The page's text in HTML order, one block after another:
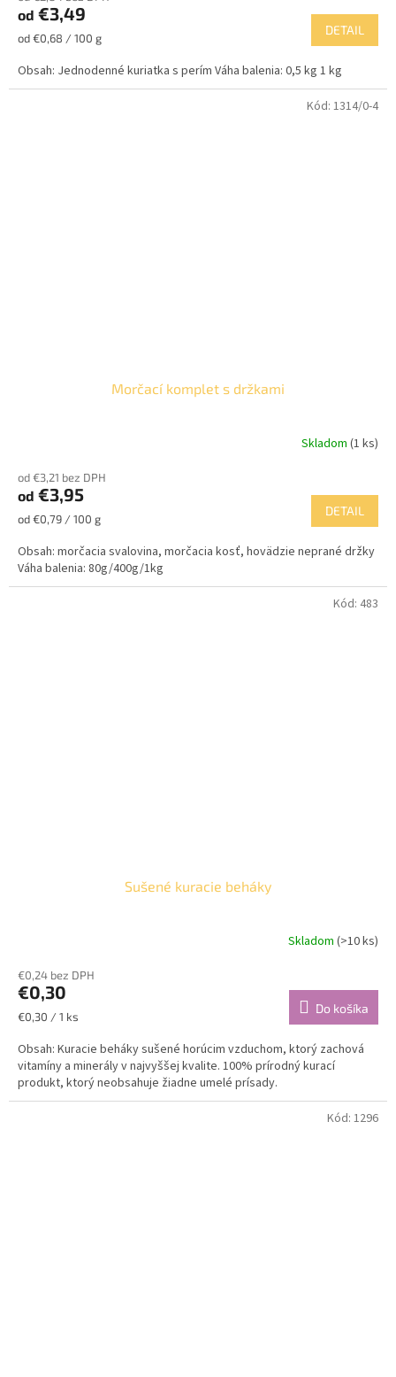
je
5,0
5
od €3,49
Jednotková
od €0,68 / 100 g
DETAIL
Obsah: Jednodenné kuriatka s perím Váha balenia: 0,5 kg 1 kg
Morčací komplet s držkami
produktu
je
5,0
z
5
hviezdičiek.
Skladom(1 ks)
od €3,21 bez DPH
od €3,95
Jednotková
od €0,79 / 100 g
DETAIL
Obsah: morčacia svalovina, morčacia kosť, hovädzie neprané držky
Váha balenia: 80g/400g/1kg
Kód: 1314/0-4
Sušené kuracie beháky
Skladom (>10 ks)
€0,24 bez DPH
€0,30
Jednotková
€0,30 / 1 ks
Do košíka
Obsah: Kuracie beháky sušené horúcim vzduchom, ktorý zachová
vitamíny a minerály v najvyššej kvalite. 100% prírodný kurací
produkt, ktorý neobsahuje žiadne umelé prísady.
Kód: 483
Kód: 1296